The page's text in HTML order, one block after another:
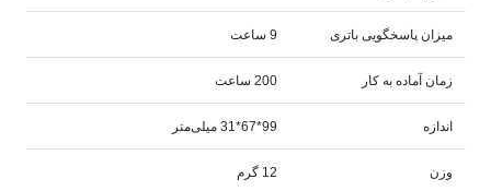
میزان پاسخگویی باتری 9 ساعت
زمان آماده به کار 200 ساعت
اندازه 99*67*31 میلی‌متر
وزن 12 گرم